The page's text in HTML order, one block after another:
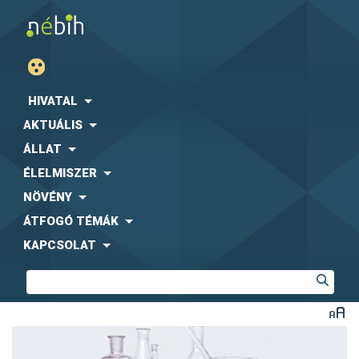
HIVATAL
AKTUÁLIS
ÁLLAT
ÉLELMISZER
NÖVÉNY
ÁTFOGÓ TÉMÁK
KAPCSOLAT